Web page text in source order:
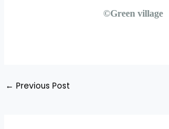
©️Green village
← Previous Post